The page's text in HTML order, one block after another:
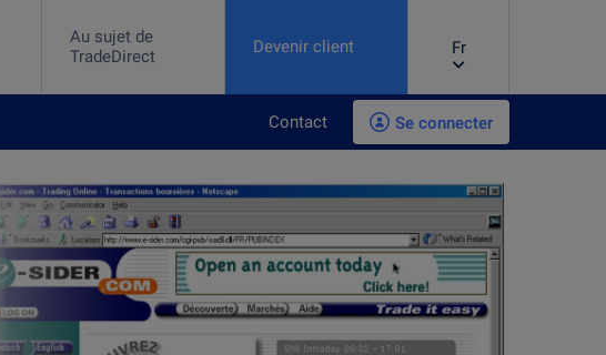
Au sujet de
TradeDirect
Devenir client Fr
Contact Se connecter